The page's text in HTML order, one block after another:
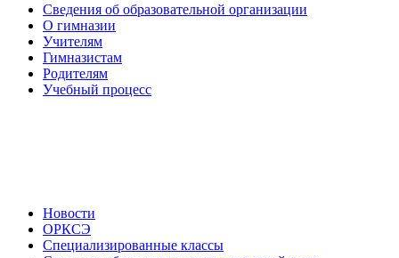
Сведения об образовательной организации
О гимназии
Учителям
Гимназистам
Родителям
Учебный процесс
Новости
ОРКСЭ
Специализированные классы